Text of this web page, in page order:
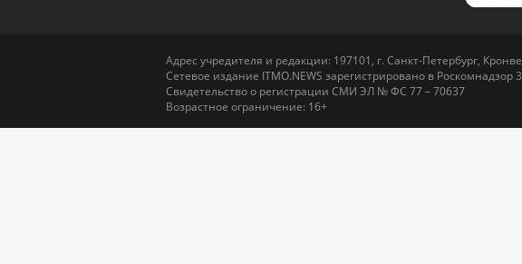
Адрес учредителя и редакции: 197101, г. Санкт-Петербург,
Сетевое издание ITMO.NEWS зарегистрировано в Роскомнадзор
Свидетельство о регистрации СМИ ЭЛ № ФС 77 – 70637
Возрастное ограничение: 16+